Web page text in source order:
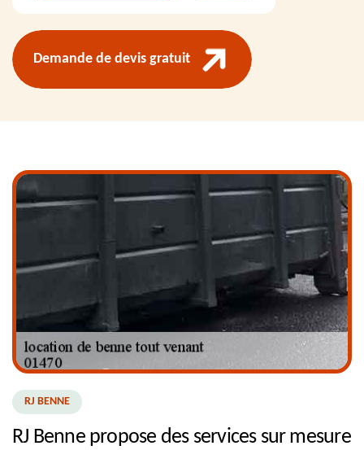
Demande de devis gratuit
RJ BENNE
RJ Benne propose des services sur mesure